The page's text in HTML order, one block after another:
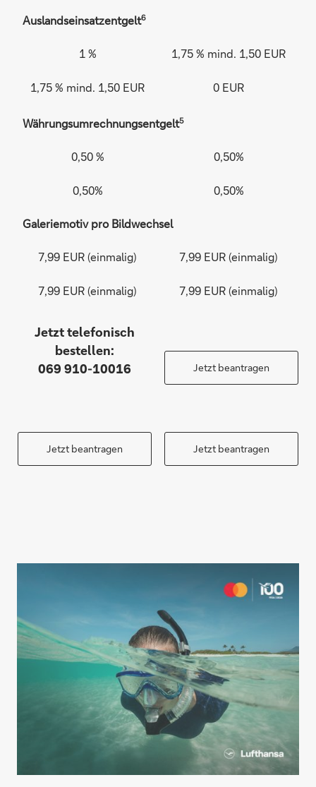
Auslandseinsatzentgelt6
1 % 1,75 % mind. 1,50 EUR
1,75 % mind. 1,50 EUR 0 EUR
Währungsumrechnungsentgelt5
0,50 % 0,50%
0,50% 0,50%
Galeriemotiv pro Bildwechsel
7,99 EUR (einmalig) 7,99 EUR (einmalig)
7,99 EUR (einmalig) 7,99 EUR (einmalig)
Jetzt telefonisch
bestellen:
069 910-10016
Jetzt beantragen
Jetzt beantragen Jetzt beantragen